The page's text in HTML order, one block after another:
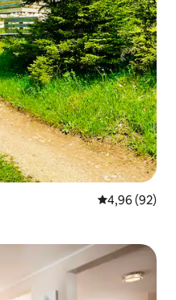
Évaluation
4,96 (92)